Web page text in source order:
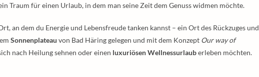
Traum für einen Urlaub, in dem man seine Zeit dem Genuss widmen möchte.
an dem du Energie und Lebensfreude tanken kannst – ein Ort des Rückzuges und
Sonnenplateau von Bad Häring gelegen und mit dem Konzept Our way of
nach Heilung sehnen oder einen luxuriösen Wellnessurlauberleben möchten.